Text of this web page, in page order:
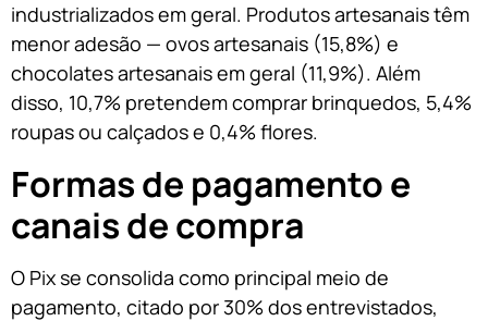
industrializados em geral. Produtos artesanais têm
menor adesão — ovos artesanais (15,8%) e
chocolates artesanais em geral (11,9%). Além
disso, 10,7% pretendem comprar brinquedos, 5,4%
roupas ou calçados e 0,4% flores.
Formas de pagamento e
canais de compra
O Pix se consolida como principal meio de
pagamento, citado por 30% dos entrevistados,